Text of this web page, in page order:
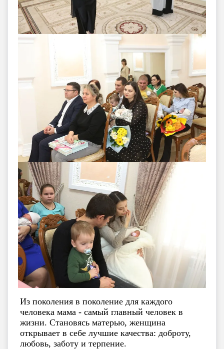
Из поколения в поколение для каждого
человека мама - самый главный человек в
жизни. Становясь матерью, женщина
открывает в себе лучшие качества: доброту,
любовь, заботу и терпение.